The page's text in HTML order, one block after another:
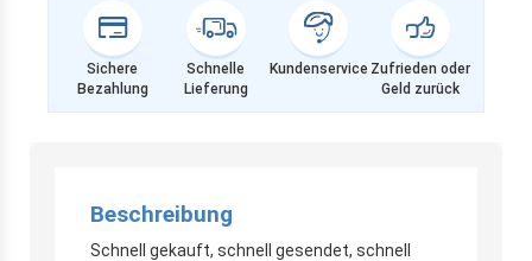
Sichere
Bezahlung
Schnelle
Lieferung
Kundenservice Zufrieden oder
Geld zurück
Beschreibung
Schnell gekauft, schnell gesendet, schnell